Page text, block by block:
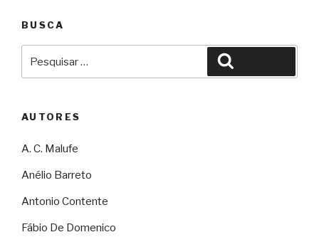
BUSCA
AUTORES
A. C. Malufe
Anélio Barreto
Antonio Contente
Fábio De Domenico